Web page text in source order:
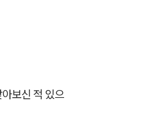
보신 적 있으